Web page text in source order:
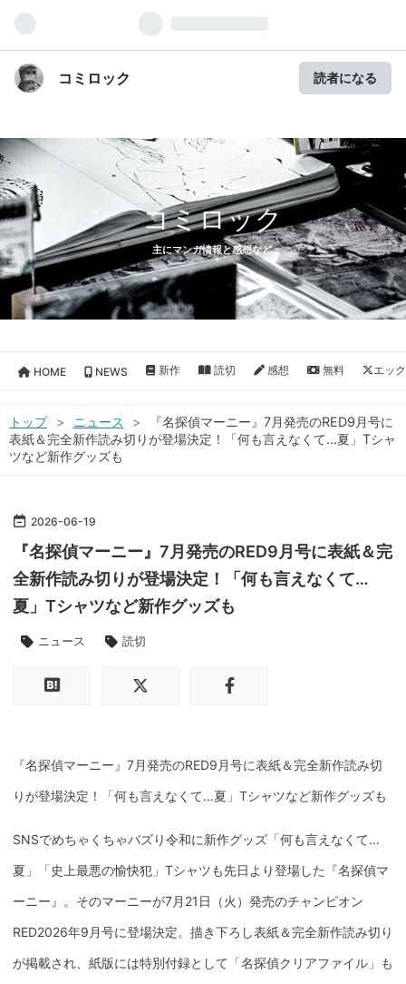
コミロック 読者になる
コミロック
主にマンガ情報と感想など
HOME NEWS 新作 読切 感想 無料 エッ
トップ > ニュース >
『名探偵マーニー』7月発売のRED9月号に
表紙＆完全新作読み切りが登場決定！「何も言えなくて…夏」Tシャ
ツなど新作グッズも
2026-06-19
『名探偵マーニー』7月発売のRED9月号に表紙＆完
全新作読み切りが登場決定！「何も言えなくて…
夏」Tシャツなど新作グッズも
ニュース 読切
『名探偵マーニー』7月発売のRED9月号に表紙＆完全新作読み切
りが登場決定！「何も言えなくて…夏」Tシャツなど新作グッズも
SNSでめちゃくちゃバズり令和に新作グッズ「何も言えなくて…
夏」「史上最悪の愉快犯」Tシャツも先日より登場した『名探偵マ
ーニー』。そのマーニーが7月21日（火）発売のチャンピオン
RED2026年9月号に登場決定。描き下ろし表紙＆完全新作読み切り
が掲載され、紙版には特別付録として「名探偵クリアファイル」も